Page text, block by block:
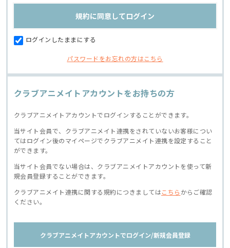
ログインしたままにする
パスワードをお忘れの方はこちら
クラブアニメイトアカウントをお持ちの方
クラブアニメイトアカウントでログインすることができます。
当サイト会員で、クラブアニメイト連携をされていないお客様につい
てはログイン後のマイページでクラブアニメイト連携を設定すること
ができます。
当サイト会員でない場合は、クラブアニメイトアカウントを使って新
規会員登録することができます。
クラブアニメイト連携に関する規約につきましてはこちら からご確認
ください。
クラブアニメイトアカウントでログイン/新規会員登録